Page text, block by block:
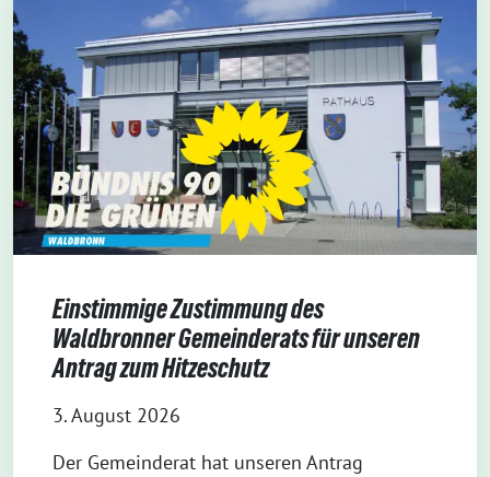
Einstimmige Zustimmung des
Waldbronner Gemeinderats für unseren
Antrag zum Hitzeschutz
3. August 2026
Der Gemeinderat hat unseren Antrag